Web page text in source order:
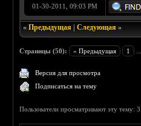
01-30-2011, 09:03 PM
«Предыдущая |Следующая »
Страницы (50): « Предыдущая 1
Версия для просмотра
Подписаться на тему
Пользователи просматривают эту тему: